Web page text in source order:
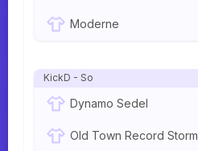
Moderne
KickD - So
Dynamo Sedel
Old Town Record Storm